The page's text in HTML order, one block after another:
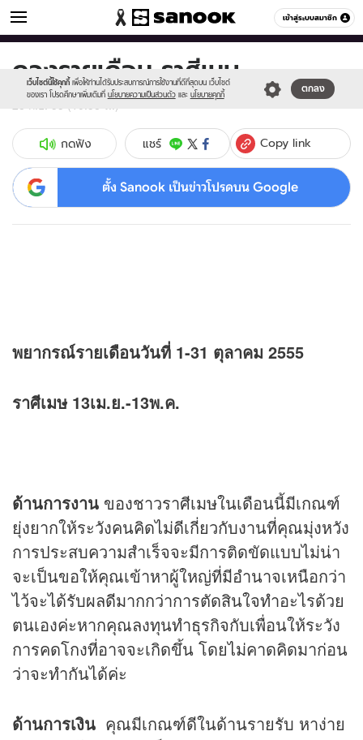
เข้าสู่ระบบสมาชิก
ดูดวง หมวดอื่นๆ
เว็บไซต์นี้ใช้คุกกี้ เพื่อให้ท่านได้รับประสบการณ์การใช้งานที่ดีที่สุดบน เว็บไซต์
ของเรา โปรดศึกษาเพิ่มเติมที่ นโยบายความเป็นส่วนตัว และ นโยบายคุกกี้
ตกลง
Sanook
//s.isanook.com/sr/0/images/logo-
new-
sanook.png
600
60
ดวงรายเดือน ราศีเมษ
28 ก.ย. 55 (10:58 น.)
กดฟัง แชร์ Copy link
ตั้ง Sanook เป็นข่าวโปรดบน Google
พยากรณ์รายเดือนวันที่ 1-31 ตุลาคม 2555
ราศีเมษ 13เม.ย.-13พ.ค.
ด้านการงาน ของชาวราศีเมษในเดือนนี้มีเกณฑ์
ยุ่งยากให้ระวังคนคิดไม่ดีเกี่ยวกับงานที่คุณมุ่งหวัง
การประสบความสำเร็จจะมีการติดขัดแบบไม่น่า
จะเป็นขอให้คุณเข้าหาผู้ใหญ่ที่มีอำนาจเหนือกว่า
ไว้จะได้รับผลดีมากกว่าการตัดสินใจทำอะไรด้วย
ตนเองค่ะหากคุณลงทุนทำธุรกิจกับเพื่อนให้ระวัง
การคดโกงที่อาจจะเกิดขึ้น โดยไม่คาดคิดมาก่อน
ว่าจะทำกันได้ค่ะ
ด้านการเงิน คุณมีเกณฑ์ดีในด้านรายรับ หาง่าย